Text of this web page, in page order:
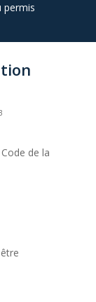
permis
de la